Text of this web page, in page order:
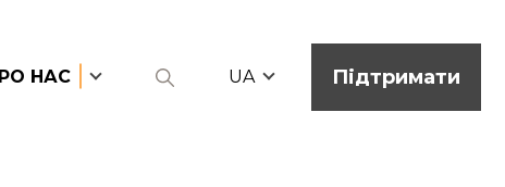
НАС UA Підтримати